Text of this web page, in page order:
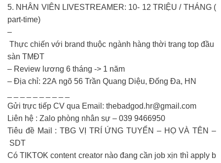
5. NHÂN VIÊN LIVESTREAMER: 10- 12 TRIỆU / THÁNG (
part-time)
–
Thực chiến với brand thuộc ngành hàng thời trang top đầu
sàn TMĐT
– Review lương 6 tháng -> 1 năm
– Địa chỉ: 22A ngõ 56 Trần Quang Diệu, Đống Đa, HN
Gửi trực tiếp CV qua Email: thebadgod.hr@gmail.com
Liên hệ : Zalo phòng nhân sự – 039 9466950
Tiêu đề Mail : TBG VỊ TRÍ ỨNG TUYỂN – HỌ VÀ TÊN –
SDT
Có TIKTOK content creator nào đang cần job xịn thì apply b